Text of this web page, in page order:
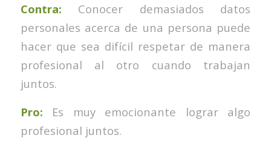
Contra: Conocer demasiados datos
personales acerca de una persona puede
hacer que sea difícil respetar de manera
profesional al otro cuando trabajan
juntos.
Pro: Es muy emocionante lograr algo
profesional juntos.